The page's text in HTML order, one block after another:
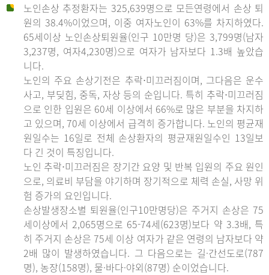
노인손상 추정환자는 325,639명으로 모든연령에서 손상 퇴
원의 38.4%이었으며, 이중 여자노인이 63%를 차지하였다.
65세이상 노인손상퇴원율(인구 10만명 당)은 3,799명(남자
3,237명, 여자4,230명)으로 여자가 남자보다 1.3배 높았습
니다.
노인의 주요 손상기전은 추락⋅미끄러짐이며, 그다음은 운수
사고, 부딪힘, 중독, 자상 등의 순입니다. 특히 추락⋅미끄러짐
으로 인한 입원은 60세 이상에서 66%로 많은 부분을 차지하
고 있으며, 70세 이상에서 급격히 증가합니다. 노인의 평균재
원일수는 16일로 전체 손상환자의 평균재원일수인 13일보
다 긴 것이 특징입니다.
노인 추락⋅미끄러짐은 장기간 요양 및 반복 입원의 주요 원인
으로, 의료비 부담을 야기하며 장기적으로 체력 손실, 사망 위
험 증가의 요인입니다.
손상발생장소별 퇴원율(인구10만명당)은 주거지 손상은 75
세이상에서 2,065명으로 65-74세(623명)보다 약 3.3배, 특
히 주거지 손상은 75세 이상 여자가 같은 연령의 남자보다 약
2배 많이 발생하였습니다. 그 다음으로는 길·간선도로(787
명), 농장(158명), 물·바다·야외(87명) 순이었습니다.